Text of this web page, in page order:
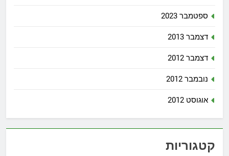
ספטמבר 2023
דצמבר 2013
דצמבר 2012
נובמבר 2012
אוגוסט 2012
קטגוריות